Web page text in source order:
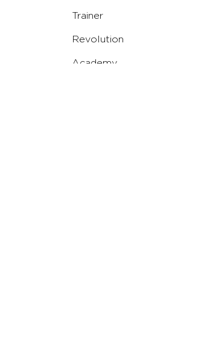
Trainer
Revolution
Academy